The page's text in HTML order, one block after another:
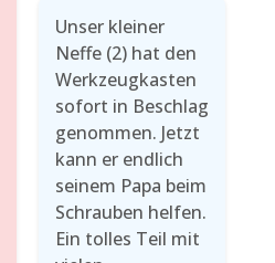
Unser kleiner
Neffe (2) hat den
Werkzeugkasten
sofort in Beschlag
genommen. Jetzt
kann er endlich
seinem Papa beim
Schrauben helfen.
Ein tolles Teil mit